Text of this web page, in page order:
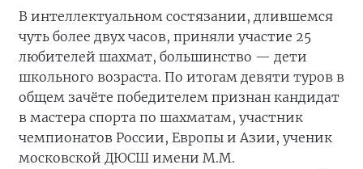
В интеллектуальном состязании, длившемся
чуть более двух часов, приняли участие 25
любителей шахмат, большинство — дети
школьного возраста. По итогам девяти туров в
общем зачёте победителем признан кандидат
в мастера спорта по шахматам, участник
чемпионатов России, Европы и Азии, ученик
московской ДЮСШ имени М.М.